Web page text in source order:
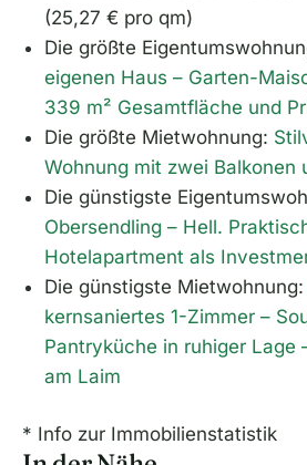
(25,27 € pro qm)
Die größte
eigenen Haus – Garten-
339 m² Gesamtfläche und
Die größte Mietwohnung:
Wohnung mit zwei Balkonen
Die günstigste
Obersendling – Hell.
Hotelapartment als
Die günstigste Mietwohnung:
kernsaniertes 1-Zimmer –
Pantryküche in ruhiger Lage
am Laim
* Info zur Immobilienstatistik